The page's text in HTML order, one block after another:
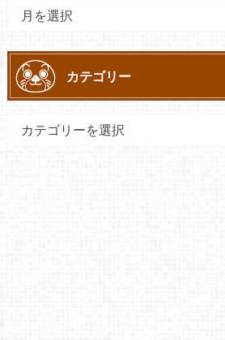
カテゴリー